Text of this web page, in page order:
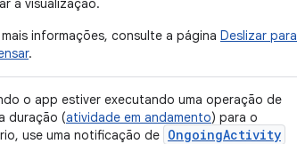
a visualização.
mais informações, consulte a página Deslizar para
.
o app estiver executando uma operação de
duração (atividade em andamento) para o
use uma notificação de OngoingActivity